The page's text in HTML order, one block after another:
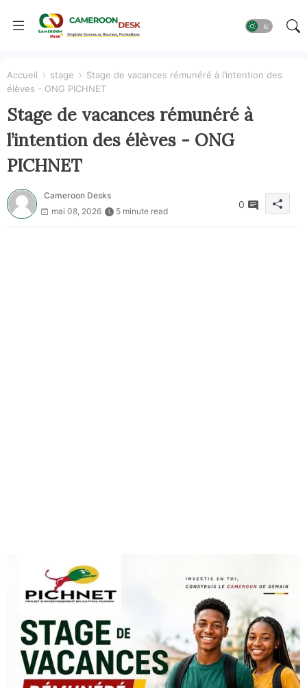
Accueil stage
Stage de vacances rémunéré à l’intention des
élèves - ONG PICHNET
Stage de vacances rémunéré à
l’intention des élèves - ONG
PICHNET
Cameroon Desks
mai 08, 2026
5 minute read
0